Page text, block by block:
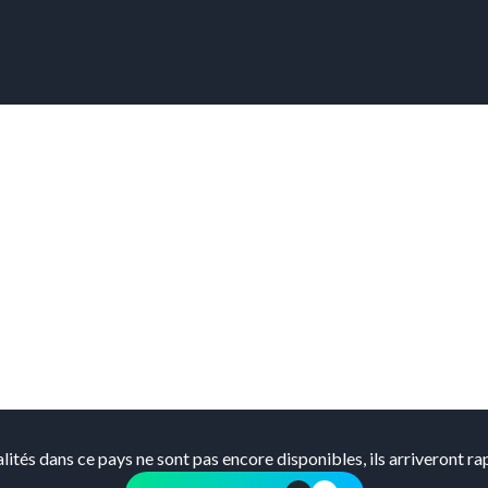
dans ce pays ne sont pas encore disponibles, ils arriveront